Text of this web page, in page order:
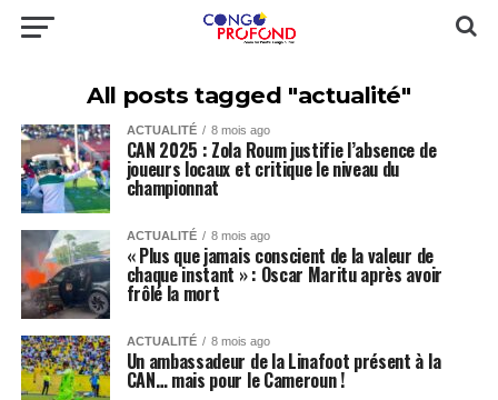
All posts tagged "actualité"
ACTUALITÉ 8 mois ago
CAN 2025 : Zola Roum justifie l’absence de
joueurs locaux et critique le niveau du
championnat
ACTUALITÉ 8 mois ago
« Plus que jamais conscient de la valeur de
chaque instant » : Oscar Maritu après avoir
frôlé la mort
ACTUALITÉ 8 mois ago
Un ambassadeur de la Linafoot présent à la
CAN… mais pour le Cameroun !